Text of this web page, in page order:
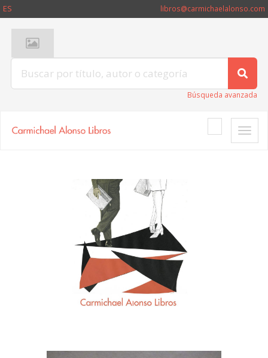
ES libros@carmichaelalonso.com
Búsqueda avanzada
Toggle